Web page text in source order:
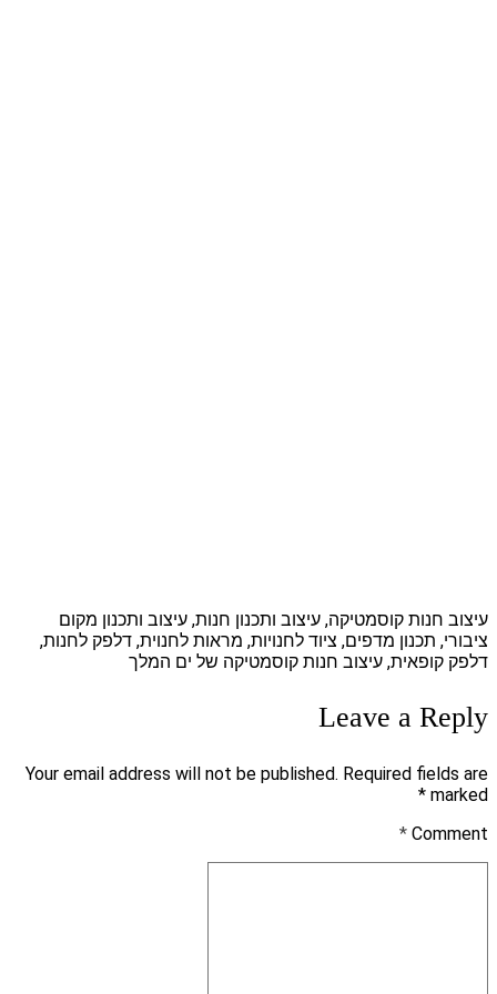
עיצוב חנות קוסמטיקה, עיצוב ותכנון חנות, עיצוב ותכנון מקום
ציבורי, תכנון מדפים, ציוד לחנויות, מראות לחנוית, דלפק לחנות,
דלפק קופאית, עיצוב חנות קוסמטיקה של ים המלך
Leave a Reply
Your email address will not be published. Required fields are
marked *
Comment
*